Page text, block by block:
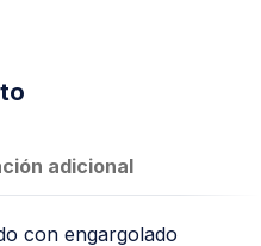
adicional
con engargolado